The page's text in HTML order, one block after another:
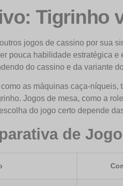
Tigrinho
jogos de cassino por sua
pouca habilidade estratégica
do cassino e da variante
as máquinas caça-
Jogos de mesa, como a
do jogo certo depende
de